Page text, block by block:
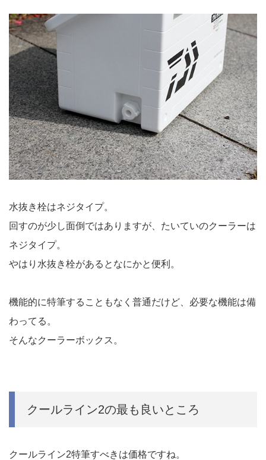
水抜き栓はネジタイプ。
回すのが少し面倒ではありますが、たいていのクーラーは
ネジタイプ。
やはり水抜き栓があるとなにかと便利。
機能的に特筆することもなく普通だけど、必要な機能は備
わってる。
そんなクーラーボックス。
クールライン2の最も良いところ
クールライン2特筆すべきは価格ですね。